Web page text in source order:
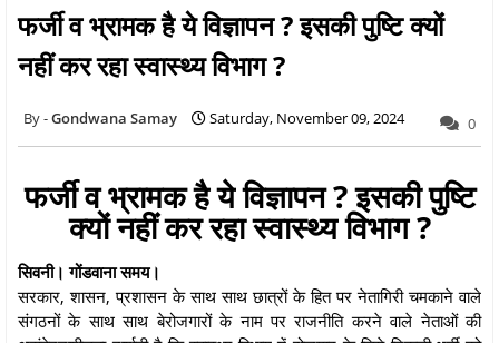
फर्जी व भ्रामक है ये विज्ञापन ? इसकी पुष्टि क्यों
नहीं कर रहा स्वास्थ्य विभाग ?
Gondwana Samay Saturday, November 09, 2024 0
फर्जी व भ्रामक है ये विज्ञापन ? इसकी पुष्टि
क्यों नहीं कर रहा स्वास्थ्य विभाग ?
सिवनी। गोंडवाना समय।
सरकार, शासन, प्रशासन के साथ साथ छात्रों के हित पर नेतागिरी चमकाने वाले
संगठनों के साथ साथ बेरोजगारों के नाम पर राजनीति करने वाले नेताओं की